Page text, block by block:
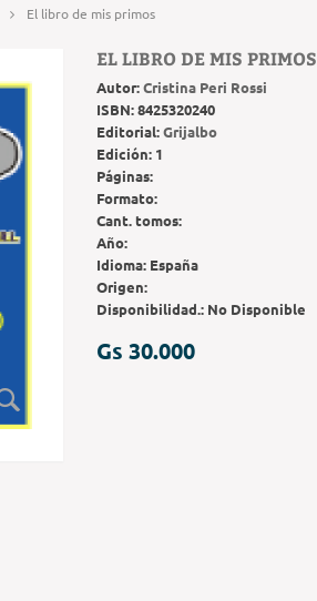
El libro de mis primos
EL LIBRO DE MIS PRIMOS
Autor:Cristina Peri Rossi
ISBN:8425320240
Editorial:Grijalbo
Edición: 1
Páginas:
Formato:
Cant. tomos:
Año:
Idioma: España
Origen:
Disponibilidad.: No Disponible
Gs 30.000